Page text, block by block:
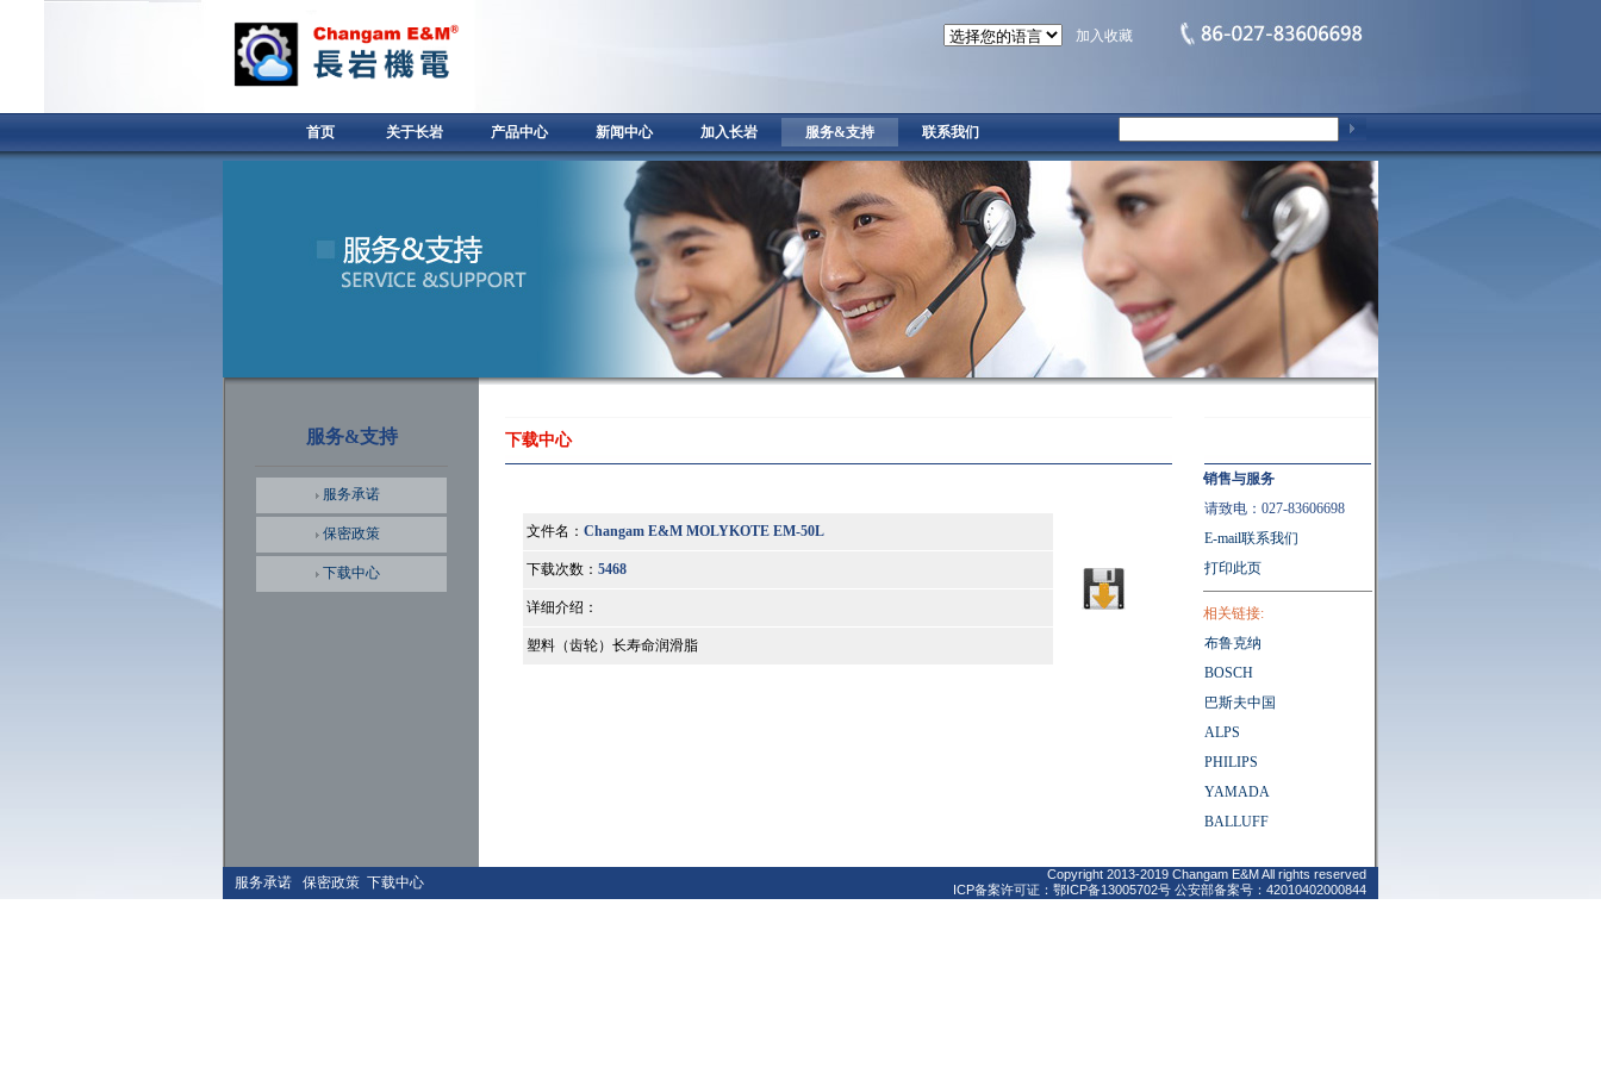
加入收藏
首页 关于长岩 产品中心 新闻中心 加入长岩 服务&支持 联系我们
服务&支持
服务承诺
保密政策
下载中心
下载中心
文件名： Changam E&M MOLYKOTE EM-50L
下载次数： 5468
详细介绍：
塑料（齿轮）长寿命润滑脂
销售与服务
请致电：027-83606698
E-mail联系我们
打印此页
相关链接:
布鲁克纳
BOSCH
巴斯夫中国
ALPS
PHILIPS
YAMADA
BALLUFF
服务承诺 保密政策 下载中心
Copyright 2013-2019 Changam E&M All rights reserved
ICP备案许可证：鄂ICP备13005702号 公安部备案号：42010402000844